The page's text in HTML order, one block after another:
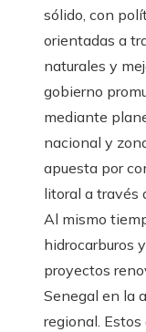
sólido, con
orientadas a
naturales y
gobierno
mediante
nacional y
apuesta por
litoral a través
Al mismo
hidrocarburos
proyectos
Senegal en la
regional.